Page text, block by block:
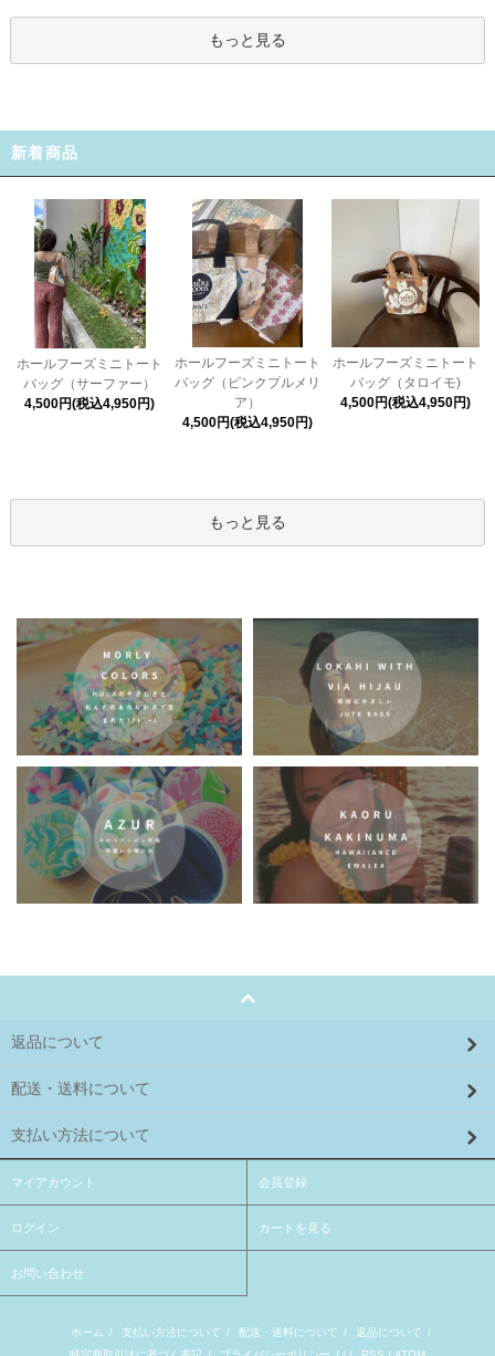
もっと見る
新着商品
ホールフーズミニトート
バッグ（サーファー）
4,500円(税込4,950円)
ホールフーズミニトート
バッグ（ピンクプルメリ
ア）
4,500円(税込4,950円)
ホールフーズミニトート
バッグ（タロイモ)
4,500円(税込4,950円)
もっと見る
返品について
配送・送料について
支払い方法について
マイアカウント 会員登録
ログイン カートを見る
お問い合わせ
ホーム / 支払い方法について / 配送・送料について / 返品について /